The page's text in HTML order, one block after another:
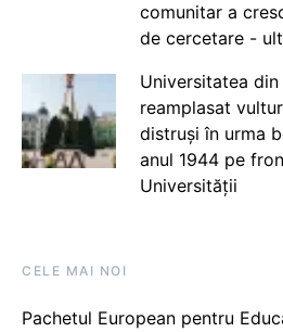
comunitar a
de cercetare -
Universitatea
reamplasat
distruși în urma
anul 1944 pe
Universității
CELE MAI NOI
Pachetul European pentru